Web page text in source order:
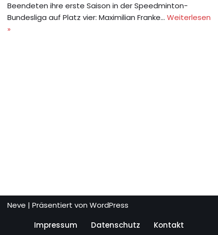
Beendeten ihre erste Saison in der Speedminton-
Bundesliga auf Platz vier: Maximilian Franke… Weiterlesen
»
Neve | Präsentiert von WordPress
Impressum
Datenschutz Kontakt